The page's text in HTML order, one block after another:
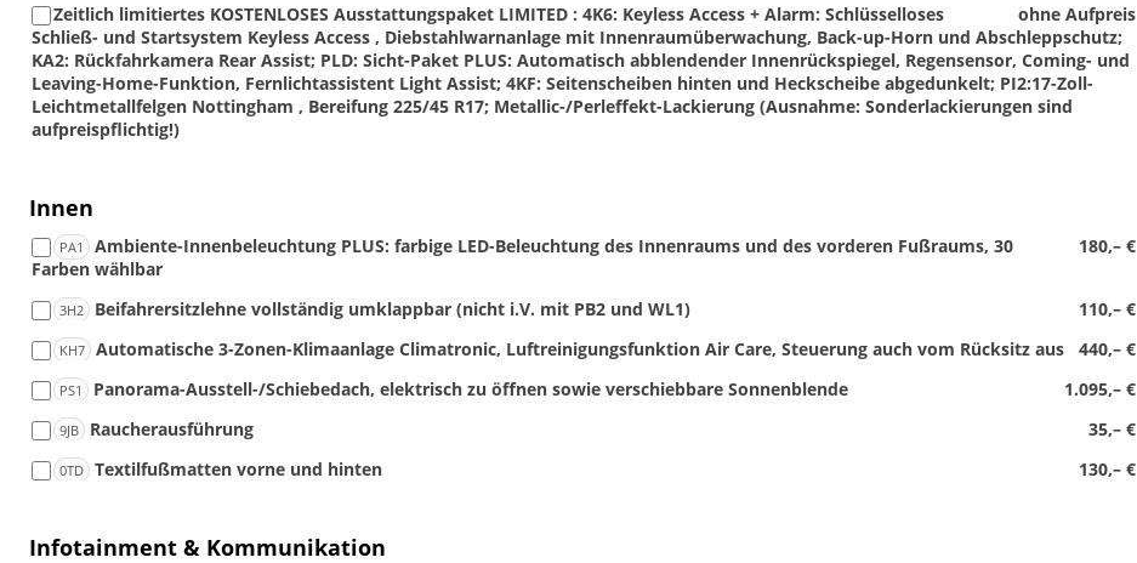
ohne Aufpreis
Zeitlich limitiertes KOSTENLOSES Ausstattungspaket LIMITED : 4K6: Keyless Access + Alarm: Schlüsselloses
Schließ- und Startsystem Keyless Access , Diebstahlwarnanlage mit Innenraumüberwachung, Back-up-Horn und Abschleppschutz;
KA2: Rückfahrkamera Rear Assist; PLD: Sicht-Paket PLUS: Automatisch abblendender Innenrückspiegel, Regensensor, Coming- und
Leaving-Home-Funktion, Fernlichtassistent Light Assist; 4KF: Seitenscheiben hinten und Heckscheibe abgedunkelt; PI2:17-Zoll-
Leichtmetallfelgen Nottingham , Bereifung 225/45 R17; Metallic-/Perleffekt-Lackierung (Ausnahme: Sonderlackierungen sind
aufpreispflichtig!)
Innen
PA1 180,– €
Ambiente-Innenbeleuchtung PLUS: farbige LED-Beleuchtung des Innenraums und des vorderen Fußraums, 30
Farben wählbar
3H2 110,– €
Beifahrersitzlehne vollständig umklappbar (nicht i.V. mit PB2 und WL1)
KH7 440,– €
Automatische 3-Zonen-Klimaanlage Climatronic, Luftreinigungsfunktion Air Care, Steuerung auch vom Rücksitz aus
PS1 1.095,– €
Panorama-Ausstell-/Schiebedach, elektrisch zu öffnen sowie verschiebbare Sonnenblende
9JB 35,– €
Raucherausführung
0TD 130,– €
Textilfußmatten vorne und hinten
Infotainment & Kommunikation